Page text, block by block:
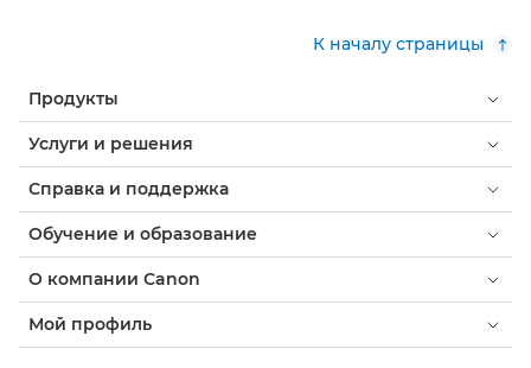
К началу страницы
Продукты
Услуги и решения
Справка и поддержка
Обучение и образование
О компании Canon
Мой профиль